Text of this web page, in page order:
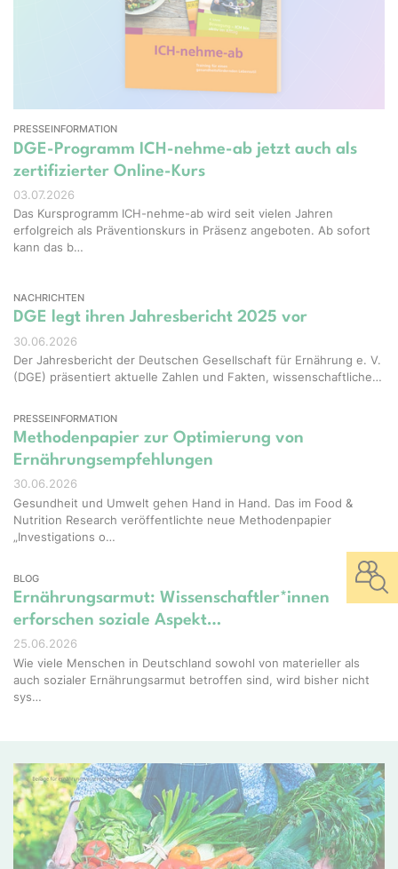
PRESSEINFORMATION
DGE-Programm ICH-nehme-ab jetzt auch als
zertifizierter Online-Kurs
03.07.2026
Das Kursprogramm ICH-nehme-ab wird seit vielen Jahren
erfolgreich als Präventionskurs in Präsenz angeboten. Ab sofort
kann das b…
NACHRICHTEN
DGE legt ihren Jahresbericht 2025 vor
30.06.2026
Der Jahresbericht der Deutschen Gesellschaft für Ernährung e. V.
(DGE) präsentiert aktuelle Zahlen und Fakten, wissenschaftliche…
PRESSEINFORMATION
Methodenpapier zur Optimierung von
Ernährungsempfehlungen
30.06.2026
Gesundheit und Umwelt gehen Hand in Hand. Das im Food &
Nutrition Research veröffentlichte neue Methodenpapier
„Investigations o…
BLOG
Ernährungsarmut: Wissenschaftler*innen
erforschen soziale Aspekt…
25.06.2026
Wie viele Menschen in Deutschland sowohl von materieller als
auch sozialer Ernährungsarmut betroffen sind, wird bisher nicht
sys…